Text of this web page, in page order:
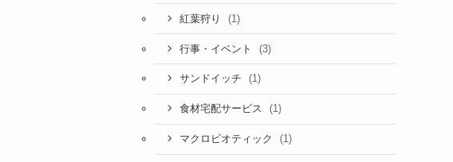
紅葉狩り (1)
行事・イベント (3)
サンドイッチ (1)
食材宅配サービス (1)
マクロビオティック (1)